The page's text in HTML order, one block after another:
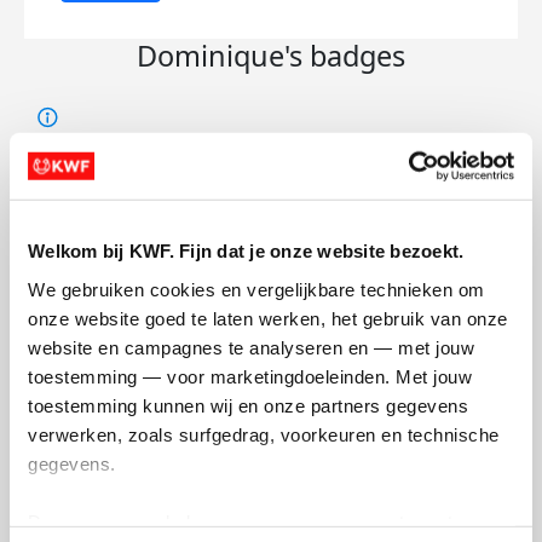
Welkom bij KWF. Fijn dat je onze website bezoekt.
We gebruiken cookies en vergelijkbare technieken om
onze website goed te laten werken, het gebruik van onze
website en campagnes te analyseren en — met jouw
toestemming — voor marketingdoeleinden. Met jouw
toestemming kunnen wij en onze partners gegevens
verwerken, zoals surfgedrag, voorkeuren en technische
gegevens.
Dominique's badges